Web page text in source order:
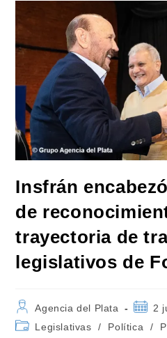
Insfrán
de
trayectoria de
legislativos de
Autor
de
la
Agencia del Plata
la
2
Categoría
Legislativas / Política /